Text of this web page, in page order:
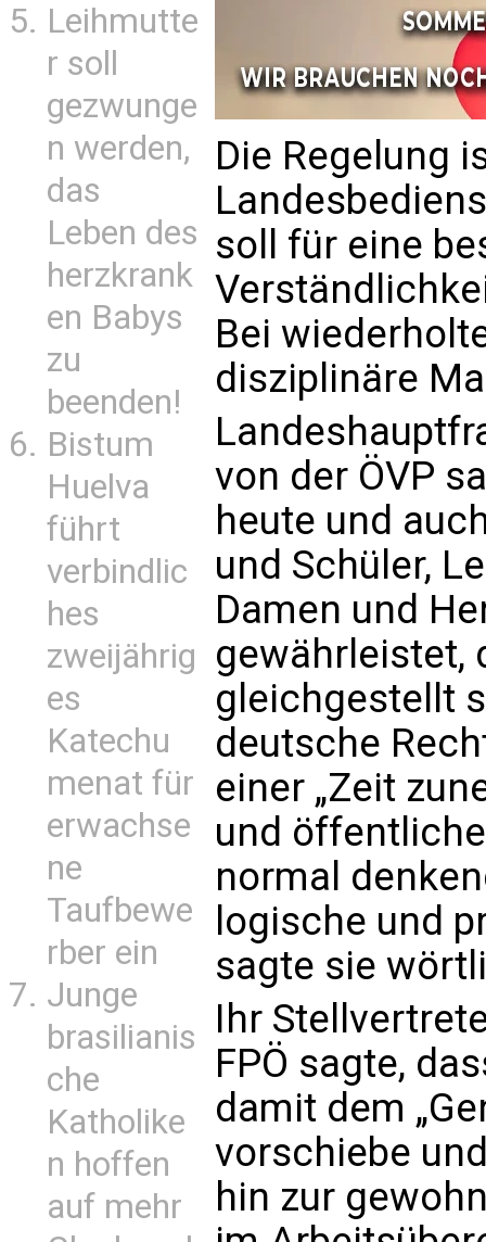
Leihmutte
r soll
gezwunge
n werden,
das
Leben des
herzkrank
en Babys
zu
beenden!
Bistum
Huelva
führt
verbindlic
hes
zweijährig
es
Katechu
menat für
erwachse
ne
Taufbewe
rber ein
Junge
brasilianis
che
Katholike
n hoffen
auf mehr
Die Regelung
soll für eine
Bei
disziplinäre
von der ÖVP
heute und
und Schüler,
Damen und
gewährleistet,
gleichgestellt
deutsche
einer „Zeit
und
normal
logische und
sagte sie
Ihr
FPÖ sagte,
damit dem
vorschiebe
hin zur